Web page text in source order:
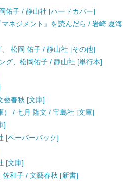
佑子 / 静山社 [ハードカバー]
ネジメント』を読んだら / 岩崎 夏海
松岡 佑子 / 静山社 [その他]
グ、松岡佑子 / 静山社 [単行本]
藝春秋 [文庫]
） / 七月 隆文 / 宝島社 [文庫]
]
[ペーパーバック]
[文庫]
和子 / 文藝春秋 [新書]